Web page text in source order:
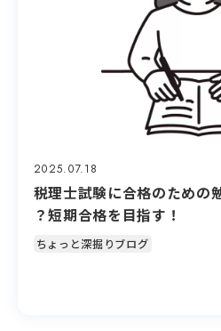
2025.07.18
税理士試験に合格のための
？短期合格を目指す！
ちょっと深掘りブログ